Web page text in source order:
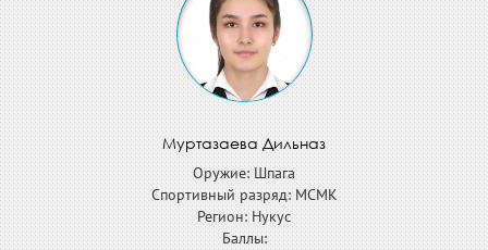
Муртазаева Дильназ
Оружие: Шпага
Спортивный разряд: МСМК
Регион: Нукус
Баллы: